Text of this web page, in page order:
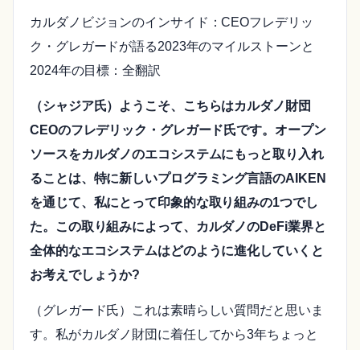
カルダノビジョンのインサイド：CEOフレデリッ
ク・グレガードが語る2023年のマイルストーンと
2024年の目標：全翻訳
（シャジア氏）ようこそ、こちらはカルダノ財団
CEOのフレデリック・グレガード氏です。オープン
ソースをカルダノのエコシステムにもっと取り入れ
ることは、特に新しいプログラミング言語のAIKEN
を通じて、私にとって印象的な取り組みの1つでし
た。この取り組みによって、カルダノのDeFi業界と
全体的なエコシステムはどのように進化していくと
お考えでしょうか?
（グレガード氏）これは素晴らしい質問だと思いま
す。私がカルダノ財団に着任してから3年ちょっと